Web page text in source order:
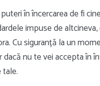
în încercarea de fi
impuse de altcineva,
Cu siguranță la un
nu te vei accepta în